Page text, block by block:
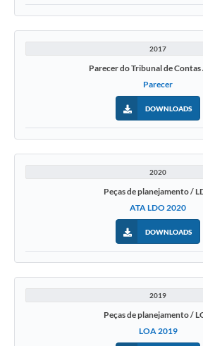
2017
Parecer do Tribunal de
Parecer
DOWNLOADS
2020
Peças de planejamento /
ATA LDO 2020
DOWNLOADS
2019
Peças de planejamento /
LOA 2019